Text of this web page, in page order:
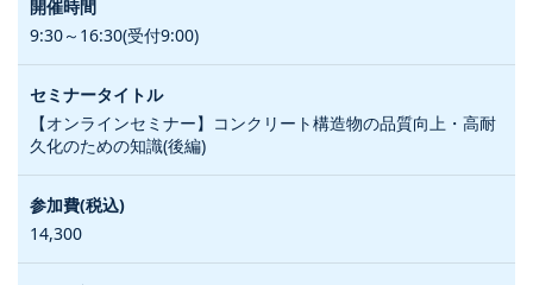
9:30～16:30(受付9:00)
【オンラインセミナー】コンクリート構造物の品質向上・高耐
久化のための知識(後編)
14,300